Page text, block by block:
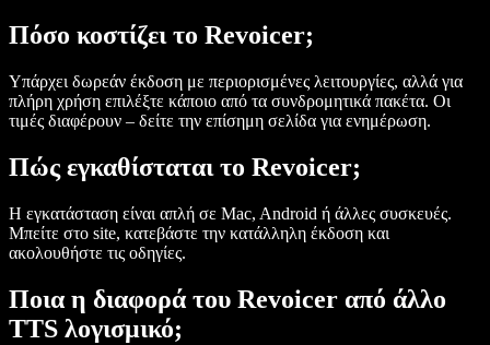
Πόσο κοστίζει το Revoicer;
Υπάρχει δωρεάν έκδοση με περιορισμένες λειτουργίες, αλλά για
πλήρη χρήση επιλέξτε κάποιο από τα συνδρομητικά πακέτα. Οι
τιμές διαφέρουν – δείτε την επίσημη σελίδα για ενημέρωση.
Πώς εγκαθίσταται το Revoicer;
Η εγκατάσταση είναι απλή σε Mac, Android ή άλλες συσκευές.
Μπείτε στο site, κατεβάστε την κατάλληλη έκδοση και
ακολουθήστε τις οδηγίες.
Ποια η διαφορά του Revoicer από άλλο
TTS λογισμικό;